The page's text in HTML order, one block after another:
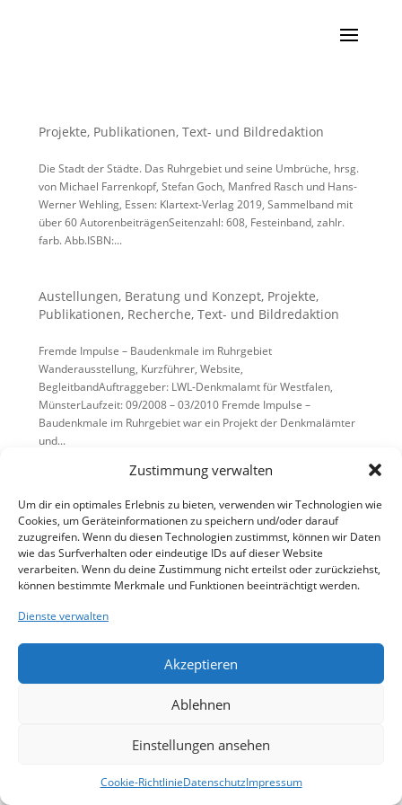
Zustimmung verwalten
Um dir ein optimales Erlebnis zu bieten, verwenden wir Technologien wie
Cookies, um Geräteinformationen zu speichern und/oder darauf
zuzugreifen. Wenn du diesen Technologien zustimmst, können wir Daten
wie das Surfverhalten oder eindeutige IDs auf dieser Website
verarbeiten. Wenn du deine Zustimmung nicht erteilst oder zurückziehst,
können bestimmte Merkmale und Funktionen beeinträchtigt werden.
Dienste verwalten
Akzeptieren
Ablehnen
Einstellungen ansehen
Cookie-RichtlinieDatenschutzImpressum
Projekte, Publikationen, Text- und Bildredaktion
Die Stadt der Städte. Das Ruhrgebiet und seine Umbrüche, hrsg.
von Michael Farrenkopf, Stefan Goch, Manfred Rasch und Hans-
Werner Wehling, Essen: Klartext-Verlag 2019, Sammelband mit
über 60 AutorenbeiträgenSeitenzahl: 608, Festeinband, zahlr.
farb. Abb.ISBN:...
Austellungen, Beratung und Konzept, Projekte,
Publikationen, Recherche, Text- und Bildredaktion
Fremde Impulse – Baudenkmale im Ruhrgebiet
Wanderausstellung, Kurzführer, Website,
BegleitbandAuftraggeber: LWL-Denkmalamt für Westfalen,
MünsterLaufzeit: 09/2008 – 03/2010 Fremde Impulse –
Baudenkmale im Ruhrgebiet war ein Projekt der Denkmalämter
und...